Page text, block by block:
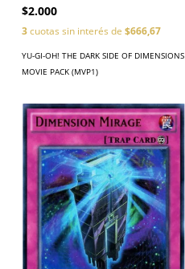
$2.000
3cuotas sin interés de$666,67
YU-GI-OH! THE DARK SIDE OF DIMENSIONS
MOVIE PACK (MVP1)